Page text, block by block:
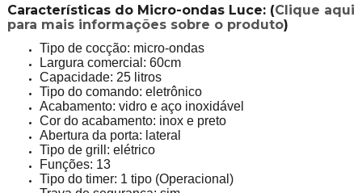
Características do Micro-ondas Luce: (Clique aqui
para mais informações sobre o produto)
Tipo de cocção: micro-ondas
Largura comercial: 60cm
Capacidade: 25 litros
Tipo do comando: eletrônico
Acabamento: vidro e aço inoxidável
Cor do acabamento: inox e preto
Abertura da porta: lateral
Tipo de grill: elétrico
Funções: 13
Tipo do timer: 1 tipo (Operacional)